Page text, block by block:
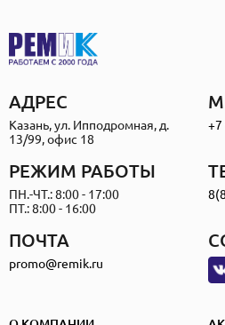
АДРЕС
Казань, ул. Ипподромная, д.
13/99, офис 18
+7
ПОЧТА
promo@remik.ru
РЕЖИМ РАБОТЫ
ПН.-ЧТ.: 8:00 - 17:00
ПТ.: 8:00 - 16:00